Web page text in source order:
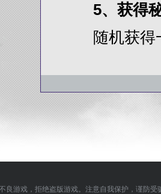
5、获得
随机获得
良游戏，拒绝盗版游戏。注意自我保护，谨防受